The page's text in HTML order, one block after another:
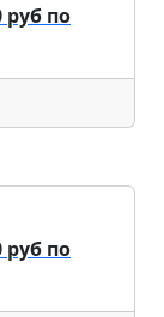
руб по
руб по